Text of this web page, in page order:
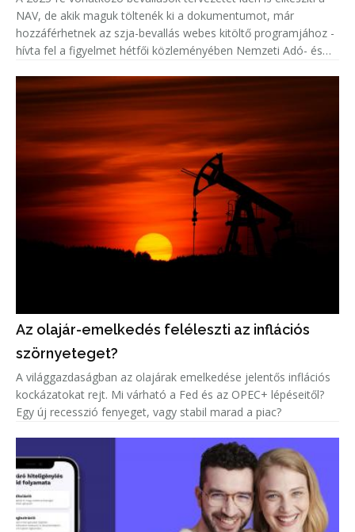
NAV, de akik maguk töltenék ki a dokumentumot, már
hozzáférhetnek az szja-bevallás webes kitöltő programjához -
hívta fel a figyelmet hétfői közleményében Nemzeti Adó- és
Az olajár-emelkedés feléleszti az inflációs
szörnyeteget?
A világgazdaságban az olajárak emelkedése jelentős inflációs
kockázatokat rejt. Mi várható a Fed és az OPEC+ lépéseitől?
Egy új recesszió fenyeget, vagy stabil marad a piac?